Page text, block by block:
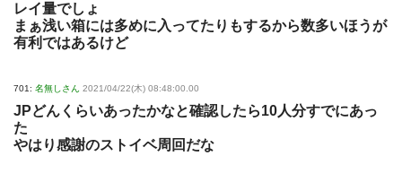
レイ量でしょ
まぁ浅い箱には多めに入ってたりもするから数多いほうが
有利ではあるけど
701: 名無しさん 2021/04/22(木) 08:48:00.00
JPどんくらいあったかなと確認したら10人分すでにあっ
た
やはり感謝のストイベ周回だな